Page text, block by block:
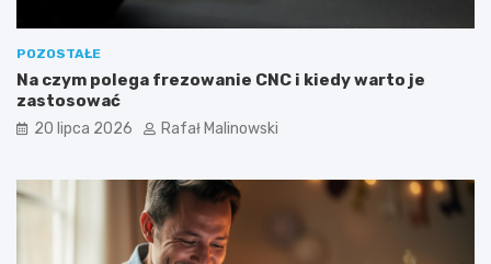
POZOSTAŁE
Na czym polega frezowanie CNC i kiedy warto je
zastosować
20 lipca 2026 Rafał Malinowski